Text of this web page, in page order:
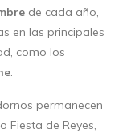
de cada año,
en las principales
como los
.
permanecen
o Fiesta de Reyes,